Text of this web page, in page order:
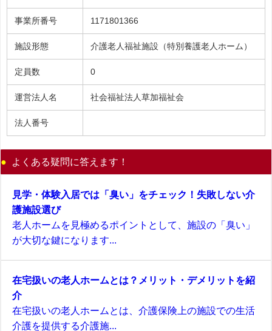
事業所番号 1171801366
施設形態 介護老人福祉施設（特別養護老人ホーム）
定員数 0
運営法人名 社会福祉法人草加福祉会
法人番号
よくある疑問に答えます！
見学・体験入居では「臭い」をチェック！失敗しない介
護施設選び
老人ホームを見極めるポイントとして、施設の「臭い」
が大切な鍵になります...
在宅扱いの老人ホームとは？メリット・デメリットを紹
介
在宅扱いの老人ホームとは、介護保険上の施設での生活
介護を提供する介護施...